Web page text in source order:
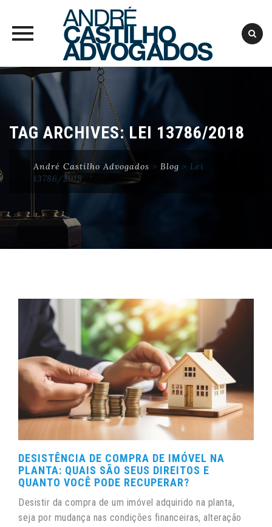
Skip
TAG ARCHIVES: LEI 13786/2018
André Castilho Advogados > Blog > Lei
13786/2018
DESISTÊNCIA DE COMPRA DE IMÓVEL NA
PLANTA: QUAIS SÃO SEUS DIREITOS E
QUANTO VOCÊ PODE RECUPERAR?
Desistir da compra de um imóvel adquirido na planta,
seja por mudança nas condições financeiras, alteração